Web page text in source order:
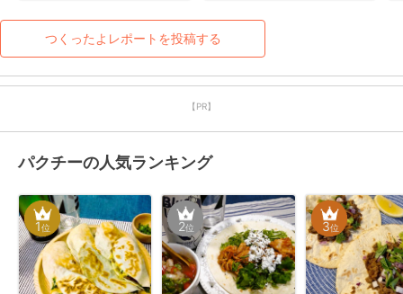
します。何日にも分けて食
べると思う。
しました。リピ決定です！
つくったよレポートを投稿する
【PR】
パクチーの人気ランキング
1位 2位 3位